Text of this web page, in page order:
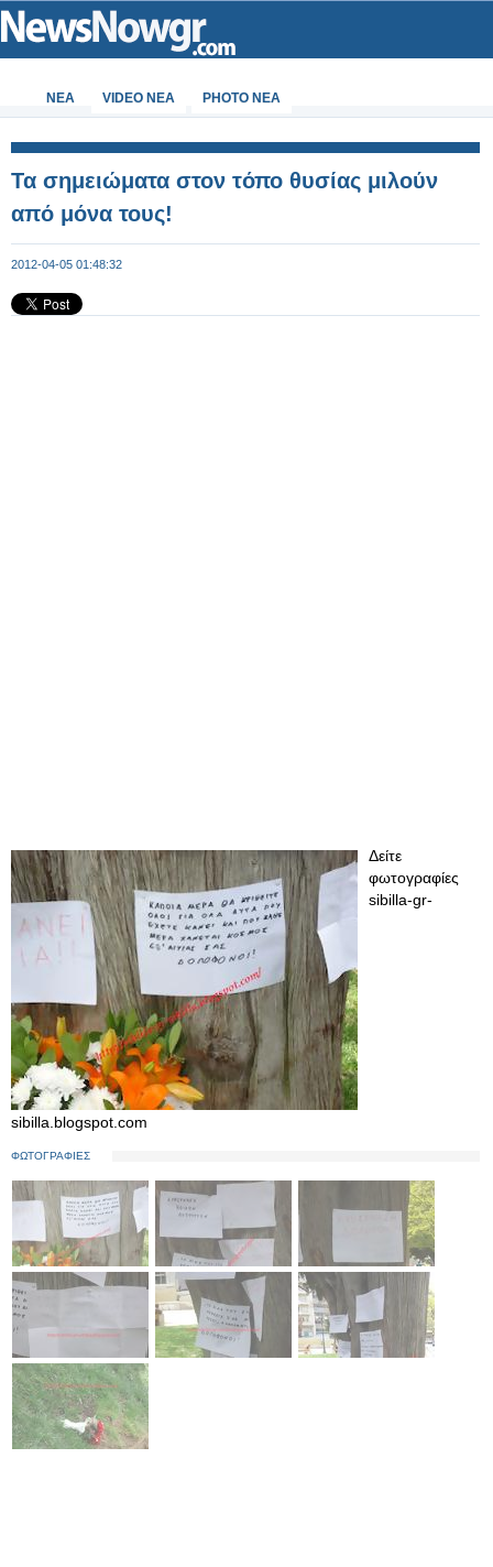
ΝΕΑ VIDEO NEA PHOTO NEA
Τα σημειώματα στον τόπο θυσίας μιλούν
από μόνα τους!
2012-04-05 01:48:32
Δείτε
φωτογραφίες
sibilla-gr-
sibilla.blogspot.com
ΦΩΤΟΓΡΑΦΙΕΣ